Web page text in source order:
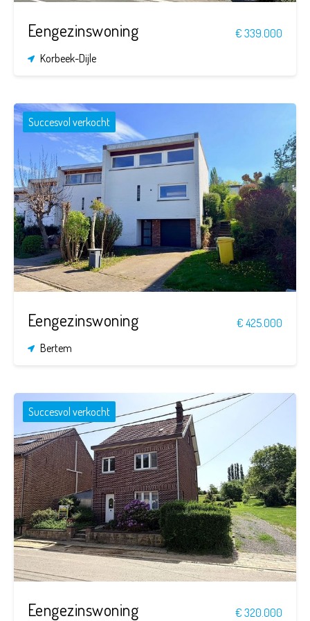
Eengezinswoning
€ 339.000
Korbeek-Dijle
Succesvol verkocht
1
340 m²
190 m²
Eengezinswoning
€ 425.000
Bertem
Succesvol verkocht
4
1.500 m²
153 m²
Eengezinswoning
€ 320.000